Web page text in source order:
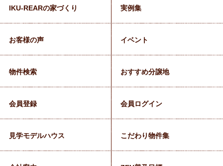
IKU-REARの家づくり 実例集
お客様の声 イベント
物件検索 おすすめ分譲地
会員登録 会員ログイン
見学モデルハウス こだわり物件集